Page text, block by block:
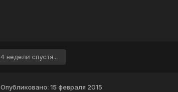
4 недели спустя...
Опубликовано: 15 февраля 2015